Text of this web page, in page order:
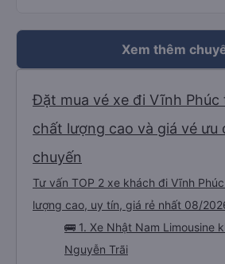
Xem thêm
Đặt mua vé xe đi Vĩnh Phúc
chất lượng cao và giá vé ưu
chuyến
Tư vấn TOP 2 xe khách đi Vĩnh
lượng cao, uy tín, giá rẻ nhất 08/
🚌 1. Xe Nhật Nam Limousine
Nguyễn Trãi